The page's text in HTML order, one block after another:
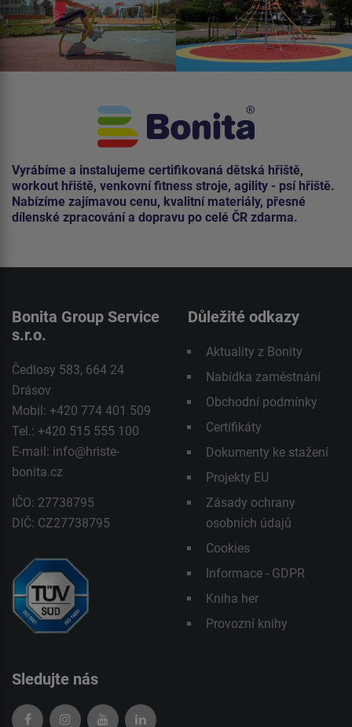
Vyrábíme a instalujeme certifikovaná dětská hřiště,
workout hřiště, venkovní fitness stroje, agility - psí hřiště.
Nabízíme zajímavou cenu, kvalitní materiály, přesné
dílenské zpracování a dopravu po celé ČR zdarma.
Bonita Group Service
s.r.o.
Čedlosy 583, 664 24
Drásov
Mobil: +420 774 401 509
Tel.: +420 515 555 100
E-mail: info@hriste-
bonita.cz
IČO: 27738795
DIČ: CZ27738795
Důležité odkazy
Aktuality z Bonity
Nabídka zaměstnání
Obchodní podmínky
Certifikáty
Dokumenty ke stažení
Projekty EU
Zásady ochrany
osobních údajů
Cookies
Informace - GDPR
Kniha her
Provozní knihy
Sledujte nás